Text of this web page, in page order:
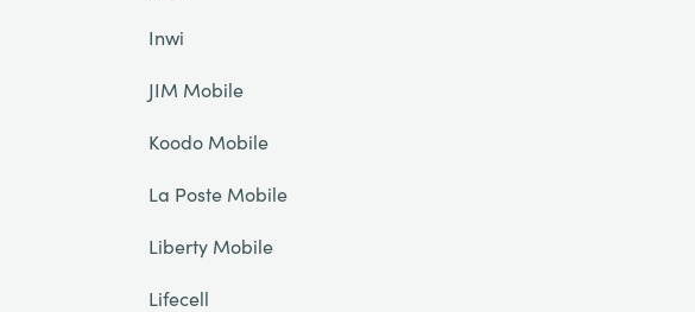
Inwi
JIM Mobile
Koodo Mobile
La Poste Mobile
Liberty Mobile
Lifecell